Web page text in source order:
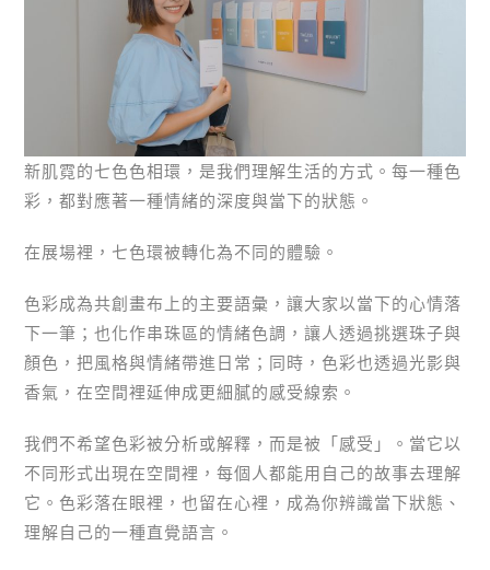
新肌霓的七色色相環，是我們理解生活的方式。每一種色
彩，都對應著一種情緒的深度與當下的狀態。
在展場裡，七色環被轉化為不同的體驗。
色彩成為共創畫布上的主要語彙，讓大家以當下的心情落
下一筆；也化作串珠區的情緒色調，讓人透過挑選珠子與
顏色，把風格與情緒帶進日常；同時，色彩也透過光影與
香氣，在空間裡延伸成更細膩的感受線索。
我們不希望色彩被分析或解釋，而是被「感受」。當它以
不同形式出現在空間裡，每個人都能用自己的故事去理解
它。色彩落在眼裡，也留在心裡，成為你辨識當下狀態、
理解自己的一種直覺語言。